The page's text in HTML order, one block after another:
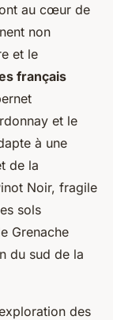
au cœur de
non
et le
français
et le
à une
de la
Noir, fragile
sols
Grenache
du sud de la
des